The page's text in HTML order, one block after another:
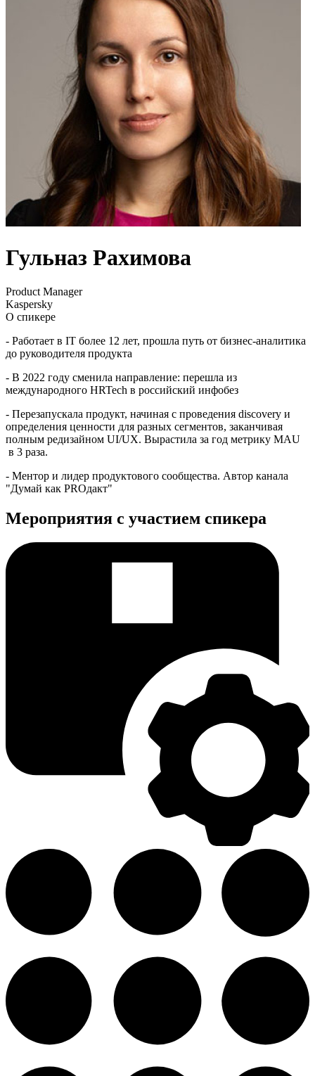
Гульназ Рахимова
Product Manager
Kaspersky
О спикере
- Работает в IT более 12 лет, прошла путь от бизнес-аналитика
до руководителя продукта
- В 2022 году сменила направление: перешла из
международного HRTech в российский инфобез
- Перезапускала продукт, начиная с проведения discovery и
определения ценности для разных сегментов, заканчивая
полным редизайном UI/UX. Вырастила за год метрику MAU
в 3 раза.
- Ментор и лидер продуктового сообщества. Автор канала
"Думай как PROдакт"
Мероприятия с участием спикера